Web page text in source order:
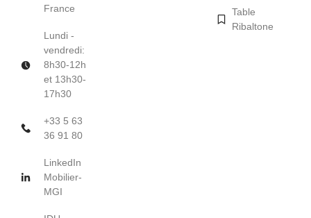
France
Lundi -
vendredi:
8h30-12h
et 13h30-
17h30
+33 5 63
36 91 80
LinkedIn
Mobilier-
MGI
Table
Ribaltone